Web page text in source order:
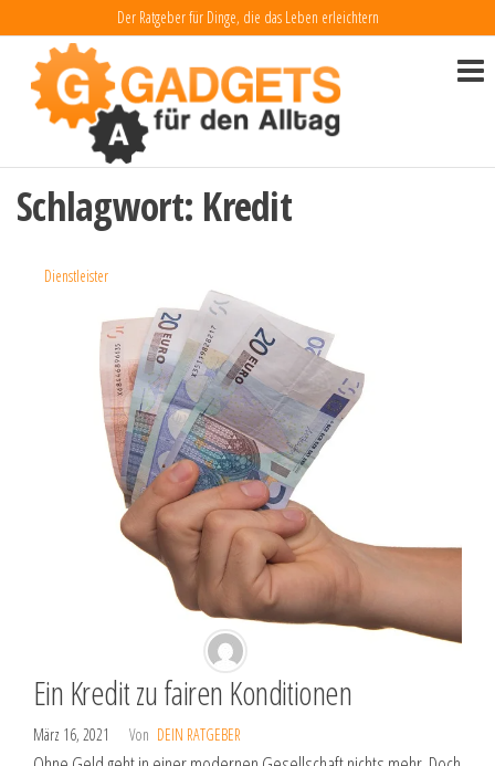
Inhalt
springen
Der Ratgeber für Dinge, die das Leben erleichtern
Gadgets
Schlagwort: Kredit
Dienstleister
Ein Kredit zu fairen Konditionen
März 16, 2021 Von DEIN RATGEBER